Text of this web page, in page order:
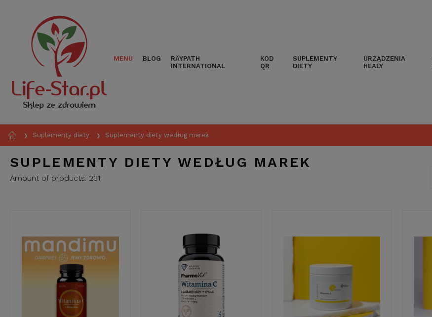
MENU BLOG
RAYPATH
INTERNATIONAL
KOD
QR
SUPLEMENTY
DIETY
URZĄDZENIA
HEALY
❯ Suplementy diety ❯ Suplementy diety według marek
SUPLEMENTY DIETY WEDŁUG MAREK
Amount of products: 231